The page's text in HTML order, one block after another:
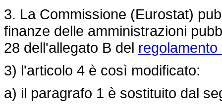
3. La Commissione (Eurostat)
finanze delle amministrazioni
28 dell'allegato B del
3) l'articolo 4 è così modificato:
a) il paragrafo 1 è sostituito dal